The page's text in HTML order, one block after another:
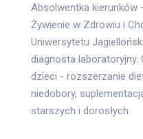
Absolwentka kierunków
Żywienie w Zdrowiu i
Uniwersytetu
diagnosta laboratoryjny.
dzieci - rozszerzanie
niedobory,
starszych i dorosłych.